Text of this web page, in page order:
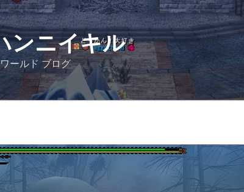
ンニイキル
ールド ブログ